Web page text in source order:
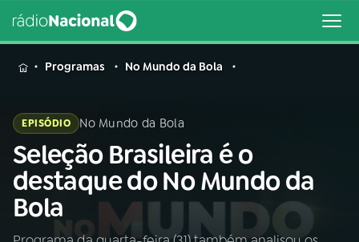
MENU
Buscar
na
Rádio
Nacional
Buscar
AO VIVO
Programas No Mundo da Bola
EPISÓDIO No Mundo da Bola
Seleção Brasileira é o
destaque do No Mundo da
Bola